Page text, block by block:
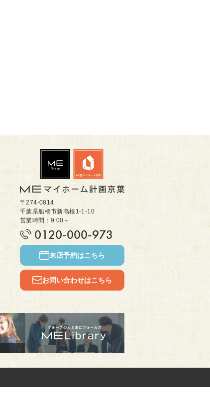
〒274-0814
千葉県船橋市新高根1-1-10
営業時間：9:00～
0120-000-973
来店予約はこちら
お問い合わせはこちら